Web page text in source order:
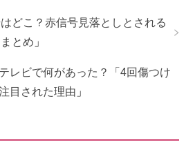
どこ？赤信号見落としとされる
とめ 」
レビで何があった？「4回傷つけ
目された理由 」